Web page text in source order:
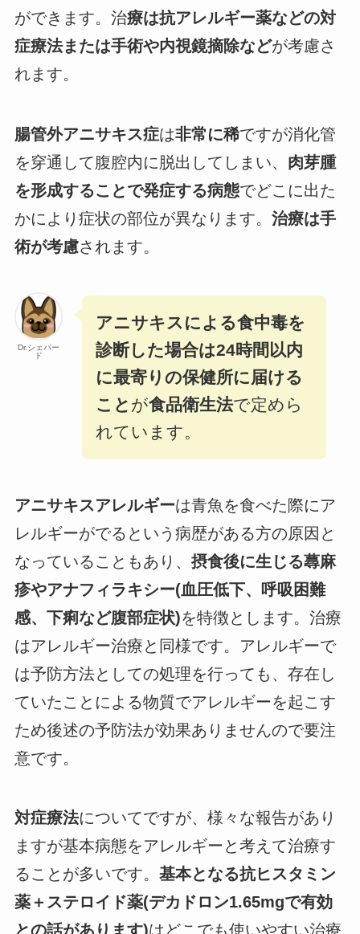
ができます。治療は抗アレルギー薬などの対
症療法または手術や内視鏡摘除などが考慮さ
れます。
腸管外アニサキス症は非常に稀ですが消化管
を穿通して腹腔内に脱出してしまい、 肉芽腫
を形成することで発症する病態でどこに出た
かにより症状の部位が異なります。 治療は手
術が考慮されます。
Dr.シェパー
ド
アニサキスによる食中毒を
診断した場合は24時間以内
に最寄りの保健所に届ける
こと が食品衛生法で定めら
れています。
アニサキスアレルギーは青魚を食べた際にア
レルギーがでるという病歴がある方の原因と
なっていることもあり、 摂食後に生じる蕁麻
疹やアナフィラキシー(血圧低下、呼吸困難
感、下痢など腹部症状)を特徴とします。治療
はアレルギー治療と同様です。アレルギーで
は予防方法としての処理を行っても、存在し
ていたことによる物質でアレルギーを起こす
ため後述の予防法が効果ありませんので要注
意です。
対症療法についてですが、様々な報告があり
ますが基本病態をアレルギーと考えて治療す
ることが多いです。 基本となる抗ヒスタミン
薬＋ステロイド薬(デカドロン1.65mgで有効
との話があります)はどこでも使いやすい治療